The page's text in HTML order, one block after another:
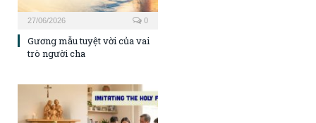
27/06/2026 0
Gương mẫu tuyệt vời của vai
trò người cha